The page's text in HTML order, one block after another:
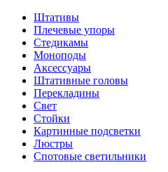
Штативы
Плечевые упоры
Стедикамы
Моноподы
Аксессуары
Штативные головы
Перекладины
Свет
Стойки
Картинные подсветки
Люстры
Спотовые светильники